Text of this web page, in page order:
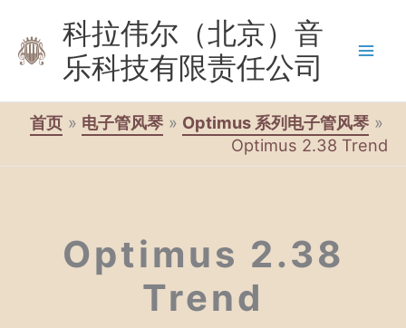
科拉伟尔（北京）音
乐科技有限责任公司
首页 电子管风琴
Optimus 系列电子管风琴
Optimus 2.38 Trend
Optimus 2.38
Trend